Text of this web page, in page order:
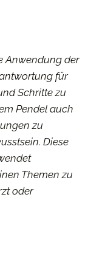
Anwendung der
für
Schritte zu
Pendel auch
zu
Diese
Themen zu
oder